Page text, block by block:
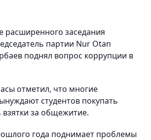
расширенного заседания
партии Nur Otan
поднял вопрос коррупции в
отметил, что многие
студентов покупать
взятки за общежитие.
года поднимает проблемы